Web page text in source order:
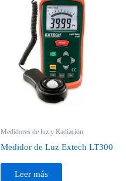
Medidores de luz y Radiación
Medidor de Luz Extech LT300
Leer más